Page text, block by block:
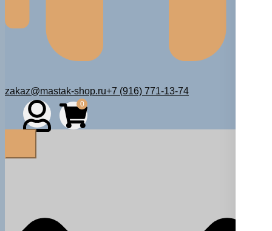
zakaz@mastak-shop.ru+7 (916) 771-13-74
0